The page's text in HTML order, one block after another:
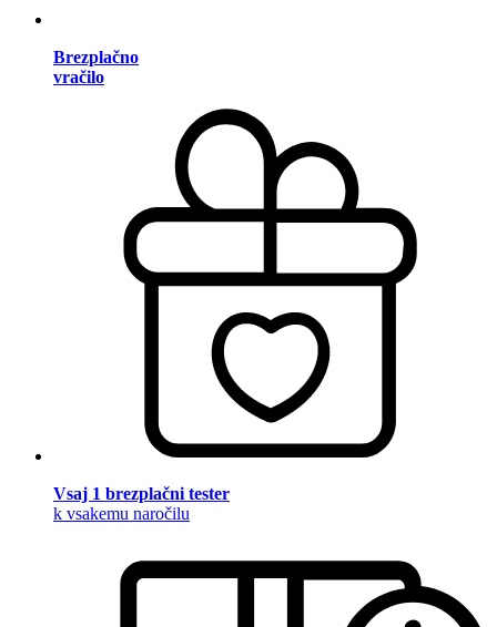
Brezplačno
vračilo
Vsaj 1 brezplačni tester
k vsakemu naročilu